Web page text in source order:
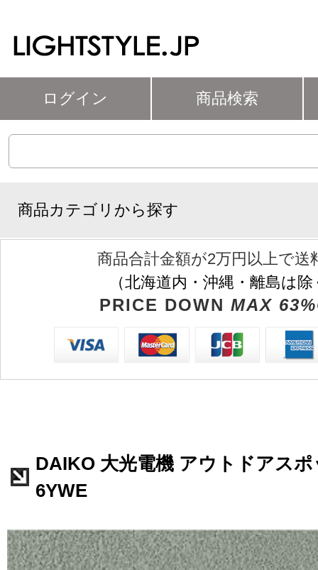
ログイン 商品検索
商品カテゴリから探す
商品合計金額が2万円以上で送
（北海道内・沖縄・離島は
PRICE DOWN MAX
DAIKO 大光電機 アウトドアス
6YWE